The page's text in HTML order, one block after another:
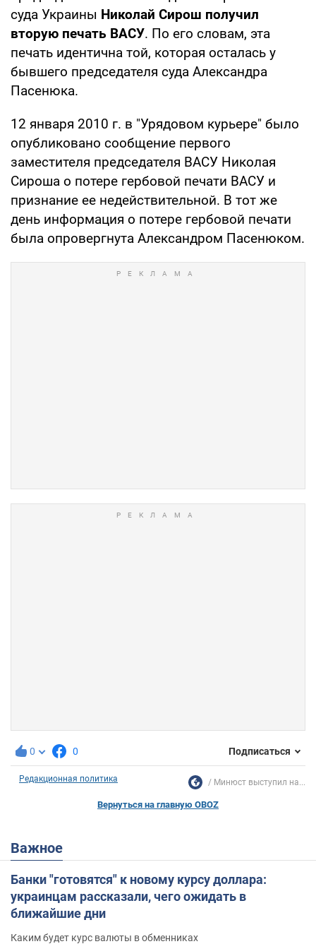
суда Украины Николай Сирош получил
вторую печать ВАСУ. По его словам, эта
печать идентична той, которая осталась у
бывшего председателя суда Александра
Пасенюка.
12 января 2010 г. в "Урядовом курьере" было
опубликовано сообщение первого
заместителя председателя ВАСУ Николая
Сироша о потере гербовой печати ВАСУ и
признание ее недействительной. В тот же
день информация о потере гербовой печати
была опровергнута Александром Пасенюком.
0 0 Подписаться
Редакционная политика Минюст выступил на...
Вернуться на главную OBOZ
Важное
Банки "готовятся" к новому курсу доллара:
украинцам рассказали, чего ожидать в
ближайшие дни
Каким будет курс валюты в обменниках